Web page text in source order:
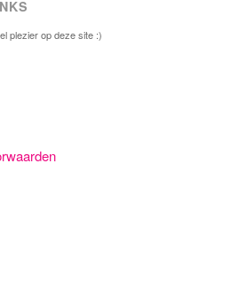
plezier op deze site :)